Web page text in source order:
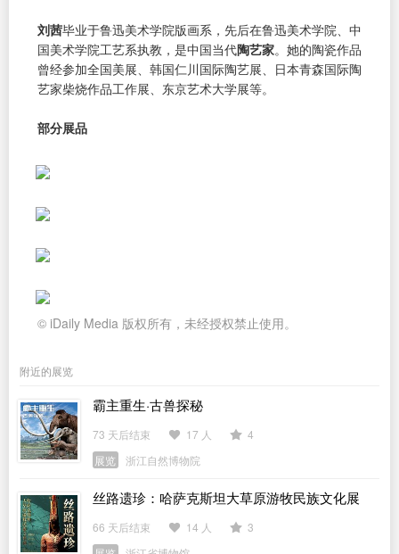
刘茜毕业于鲁迅美术学院版画系，先后在鲁迅美术学院、中
国美术学院工艺系执教，是中国当代陶艺家。她的陶瓷作品
曾经参加全国美展、韩国仁川国际陶艺展、日本青森国际陶
艺家柴烧作品工作展、东京艺术大学展等。
部分展品
© iDaily Media 版权所有，未经授权禁止使用。
附近的展览
霸主重生·古兽探秘
73 天后结束 17 人
4
展览
浙江自然博物院
丝路遗珍：哈萨克斯坦大草原游牧民族文化展
66 天后结束 14 人
3